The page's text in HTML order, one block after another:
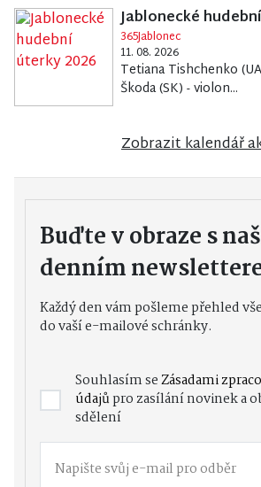
Jablonecké
365Jablonec
11. 08. 2026
Tetiana Tishchenko
Škoda (SK) - violon...
Zobrazit kalendář
Buďte v obraze s
denním
Každý den vám pošleme přehled
do vaší e-mailové schránky.
Souhlasím seZásadami
údajůpro zasílání novinek a
sdělení